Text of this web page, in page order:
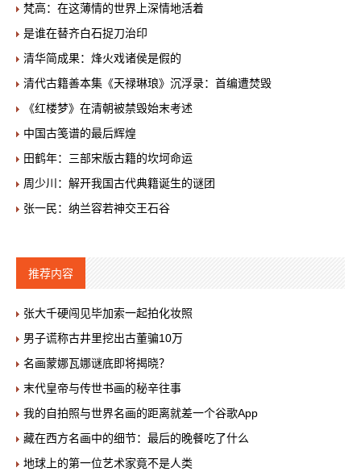
梵高：在这薄情的世界上深情地活着
是谁在替齐白石捉刀治印
清华简成果：烽火戏诸侯是假的
清代古籍善本集《天禄琳琅》沉浮录：首编遭焚毁
《红楼梦》在清朝被禁毁始末考述
中国古笺谱的最后辉煌
田鹤年：三部宋版古籍的坎坷命运
周少川：解开我国古代典籍诞生的谜团
张一民：纳兰容若神交王石谷
推荐内容
张大千硬闯见毕加索一起拍化妆照
男子谎称古井里挖出古董骗10万
名画蒙娜瓦娜谜底即将揭晓？
末代皇帝与传世书画的秘辛往事
我的自拍照与世界名画的距离就差一个谷歌App
藏在西方名画中的细节：最后的晚餐吃了什么
地球上的第一位艺术家竟不是人类